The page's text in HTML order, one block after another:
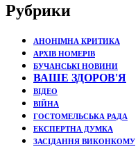
Рубрики
АНОНІМНА КРИТИКА
АРХІВ НОМЕРІВ
БУЧАНСЬКІ НОВИНИ
ВАШЕ ЗДОРОВ'Я
ВІДЕО
ВІЙНА
ГОСТОМЕЛЬСЬКА РАДА
ЕКСПЕРТНА ДУМКА
ЗАСІДАННЯ ВИКОНКОМУ